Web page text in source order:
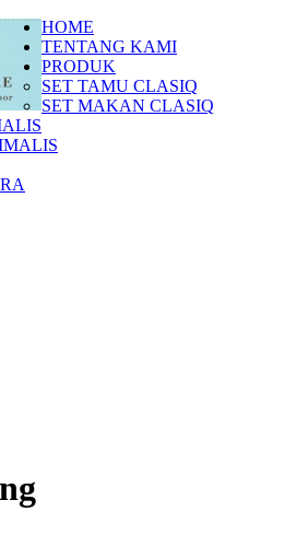
HOME
TENTANG KAMI
PRODUK
SET TAMU CLASIQ
SET MAKAN CLASIQ